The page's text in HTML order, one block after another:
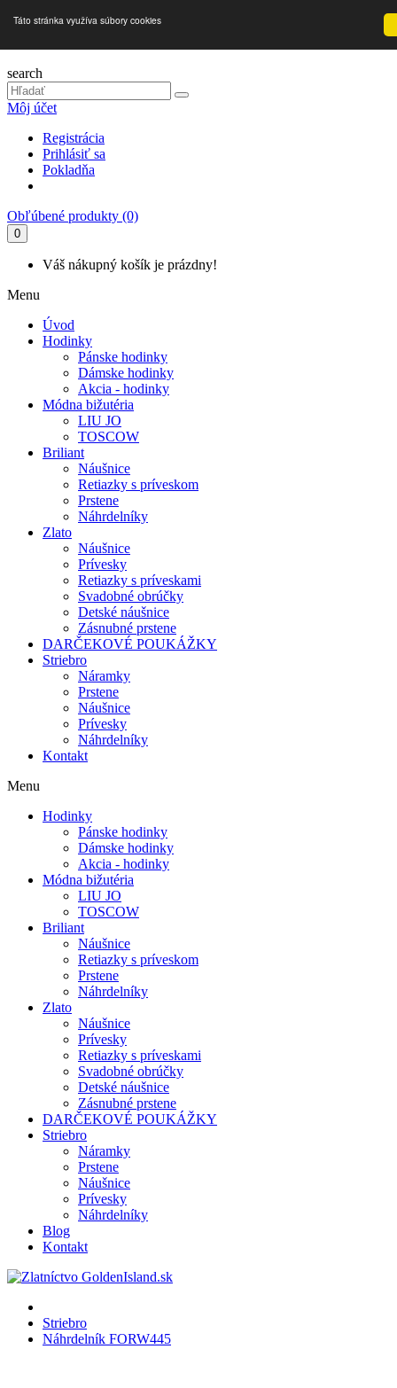
Táto stránka využíva súbory cookies
search
Môj účet
Registrácia
Prihlásiť sa
Pokladňa
Obľúbené produkty (0)
0
Váš nákupný košík je prázdny!
Menu
Úvod
Hodinky
Pánske hodinky
Dámske hodinky
Akcia - hodinky
Módna bižutéria
LIU JO
TOSCOW
Briliant
Náušnice
Retiazky s príveskom
Prstene
Náhrdelníky
Zlato
Náušnice
Prívesky
Retiazky s príveskami
Svadobné obrúčky
Detské náušnice
Zásnubné prstene
DARČEKOVÉ POUKÁŽKY
Striebro
Náramky
Prstene
Náušnice
Prívesky
Náhrdelníky
Kontakt
Menu
Hodinky
Pánske hodinky
Dámske hodinky
Akcia - hodinky
Módna bižutéria
LIU JO
TOSCOW
Briliant
Náušnice
Retiazky s príveskom
Prstene
Náhrdelníky
Zlato
Náušnice
Prívesky
Retiazky s príveskami
Svadobné obrúčky
Detské náušnice
Zásnubné prstene
DARČEKOVÉ POUKÁŽKY
Striebro
Náramky
Prstene
Náušnice
Prívesky
Náhrdelníky
Blog
Kontakt
Striebro
Náhrdelník FORW445